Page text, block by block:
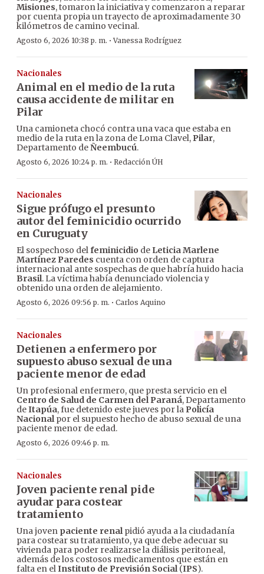
Misiones, tomaron la iniciativa y comenzaron a reparar
por cuenta propia un trayecto de aproximadamente 30
kilómetros de camino vecinal.
Agosto 6, 2026 10:38 p. m. ·Vanessa Rodríguez
Nacionales
Animal en el medio de la ruta
causa accidente de militar en
Pilar
Una camioneta chocó contra una vaca que estaba en
medio de la ruta en la zona de Loma Clavel, Pilar,
Departamento deÑeembucú.
Agosto 6, 2026 10:24 p. m. · Redacción ÚH
Nacionales
Sigue prófugo el presunto
autor del feminicidio ocurrido
en Curuguaty
El sospechoso delfeminicidio de Leticia Marlene
Martínez Paredes cuenta con orden de captura
internacional ante sospechas de que habría huido hacia
Brasil. La víctima había denunciado violencia y
obtenido una orden de alejamiento.
Agosto 6, 2026 09:56 p. m. · Carlos Aquino
Nacionales
Detienen a enfermero por
supuesto abuso sexual de una
paciente menor de edad
Un profesional enfermero, que presta servicio en el
Centro de Salud de Carmen del Paraná, Departamento
deItapúa, fue detenido este jueves por la Policía
Nacionalpor el supuesto hecho de abuso sexual de una
paciente menor de edad.
Agosto 6, 2026 09:46 p. m.
Nacionales
Joven paciente renal pide
ayudar para costear
tratamiento
Una joven paciente renalpidió ayuda a la ciudadanía
para costear su tratamiento, ya que debe adecuar su
vivienda para poder realizarse la diálisis peritoneal,
además de los costosos medicamentos que están en
falta en elInstituto de Previsión Social(IPS).